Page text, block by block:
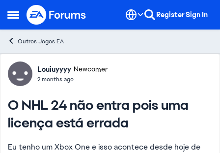
Open Side Menu
Skip to content RegisterSign In
Outros Jogos EA
Forum Discussion
Louiuyyyy Newcomer
2 months ago
O NHL 24 não entra pois uma
licença está errada
Eu tenho um Xbox One e isso acontece desde hoje de